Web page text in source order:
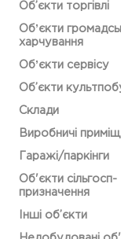
Об’єкти торгівлі
Обʼєкти
харчування
Обʼєкти сервісу
Об’єкти
Склади
Виробничі
Гаражі/паркінги
Об'єкти сільгосп-
призначення
Інші об’єкти